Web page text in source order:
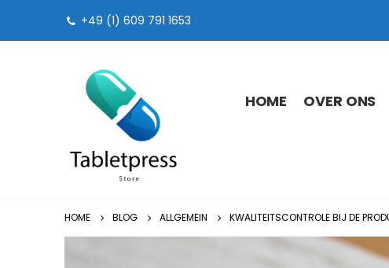
+49 (1) 609 791 1653
HOME OVER ONS
HOME BLOG ALLGEMEIN KWALITEITSCONTROLE BIJ DE